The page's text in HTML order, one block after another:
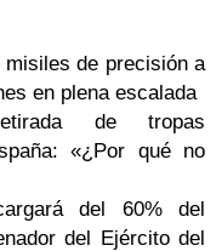
misiles de precisión a
en plena escalada
de tropas
«¿Por qué no
del 60% del
del Ejército del